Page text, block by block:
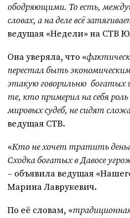
ободряющими. То есть,
словах, а на деле всё
ведущая «Недели» на СТВ
Она уверяла, что «
перестал быть
этакую говорильню богатых
те, кто примерил на себя
мировых судеб, не сидят
ведущая СТВ.
«Кто не хочет тратить
Сходка богатых в Давосе
– объявила ведущая
Марина Лаврукевич.
По её словам, «